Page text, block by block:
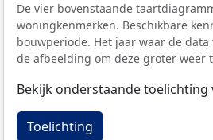
De vier bovenstaande
woningkenmerken. Beschikbare
bouwperiode. Het jaar waar de
de afbeelding om deze groter weer
Bekijk onderstaande
Toelichting